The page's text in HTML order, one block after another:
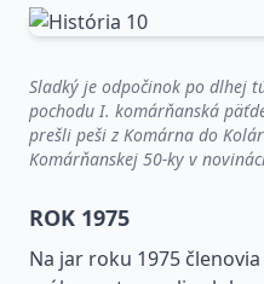
Sladký je odpočinok po dlhej
pochodu I. komárňanská
prešli peši z Komárna do
Komárňanskej 50-ky v
ROK 1975
Na jar roku 1975